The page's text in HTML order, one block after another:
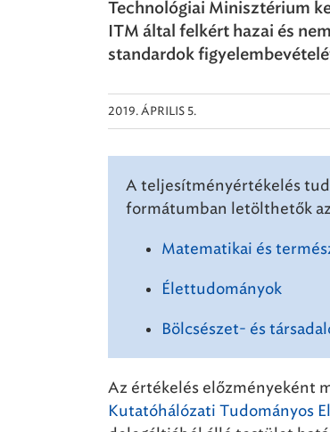
Technológiai Minisztérium
ITM által felkért hazai és
standardok
2019. ÁPRILIS 5.
A teljesítményértékelés
formátumban letölthetők
Matematikai és
Élettudományok
Bölcsészet- és
Az értékelés előzményeként
Kutatóhálózati Tudományos